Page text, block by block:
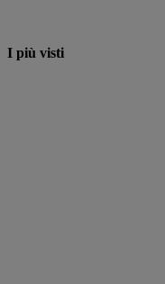
I più visti